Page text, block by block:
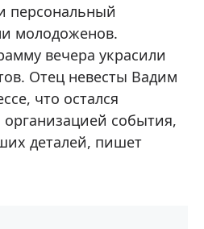
персональный
молодоженов.
вечера украсили
Отец невесты Вадим
что остался
события,
деталей, пишет